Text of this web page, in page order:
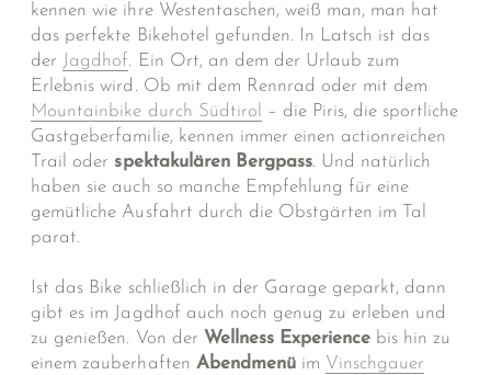
kennen wie ihre Westentaschen, weiß man, man hat
das perfekte Bikehotel gefunden. In Latsch ist das
der Jagdhof. Ein Ort, an dem der Urlaub zum
Erlebnis wird. Ob mit dem Rennrad oder mit dem
Mountainbike durch Südtirol
– die Piris, die sportliche
Gastgeberfamilie, kennen immer einen actionreichen
Trail oder spektakulären Bergpass. Und natürlich
haben sie auch so manche Empfehlung für eine
gemütliche Ausfahrt durch die Obstgärten im Tal
parat.
Ist das Bike schließlich in der Garage geparkt, dann
gibt es im Jagdhof auch noch genug zu erleben und
zu genießen. Von der Wellness Experience bis hin zu
einem zauberhaften Abendmenüim Vinschgauer